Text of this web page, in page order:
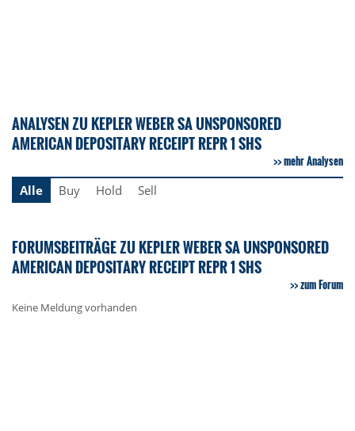
ANALYSEN ZU KEPLER WEBER SA UNSPONSORED
AMERICAN DEPOSITARY RECEIPT REPR 1 SHS
mehr Analysen
Alle
Buy Hold Sell
FORUMSBEITRÄGE ZU KEPLER WEBER SA UNSPONSORED
AMERICAN DEPOSITARY RECEIPT REPR 1 SHS
zum Forum
Keine Meldung vorhanden